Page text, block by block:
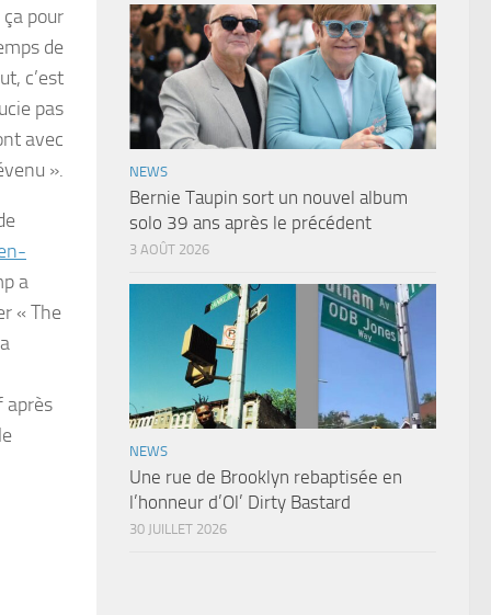
pour
de
c’est
pas
avec
».
a
« The
après
NEWS
Bernie Taupin sort un nouvel album
solo 39 ans après le précédent
3 AOÛT 2026
NEWS
Une rue de Brooklyn rebaptisée en
l’honneur d’Ol’ Dirty Bastard
30 JUILLET 2026